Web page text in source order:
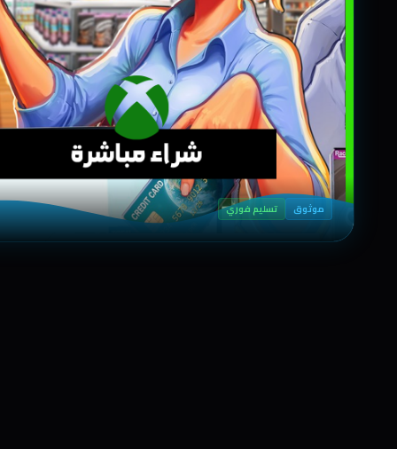
موثوق تسليم فوري